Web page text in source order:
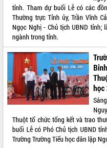
kinh tế từ 10% trở lên trong Quý
II/2026
Đắk Lắk ký kết thỏa thuận hợp tác về
chuyển đổi số giai đoạn 2026 – 2030
với Tập đoàn Bưu chính Viễn thông
Việt Nam
Thứ trưởng Bộ Y tế làm việc với tỉnh
Đắk Lắk về phát triển nhân lực y tế
cho trạm y tế cấp xã
Du lịch Đắk Lắk nâng tầm trải nghiệm
du khách thông qua Hệ thống cơ sở dữ
liệu và Bản đồ số
Tập huấn ứng dụng trí tuệ nhân tạo (AI)
trong thương mại điện tử năm 2026
tỉnh. Tham dự buổi Lễ có các
Thường trực Tỉnh ủy, Trần Vĩnh
Ngọc Nghị - Chủ tịch UBND tỉnh;
ngành trong tỉnh.
học
Thuột tổ chức tổng kết và trao
buổi Lễ có Phó Chủ tịch UBND
Trường Trường Tiểu học dân lập